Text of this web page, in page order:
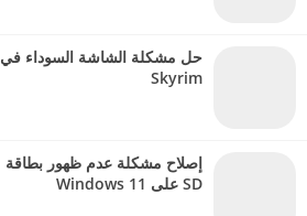
حل مشكلة الشاشة السوداء في
Skyrim
إصلاح مشكلة عدم ظهور بطاقة
SD على Windows 11